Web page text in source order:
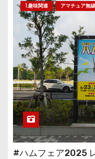
1.趣味関連 アマチュア無線
#ハムフェア2025